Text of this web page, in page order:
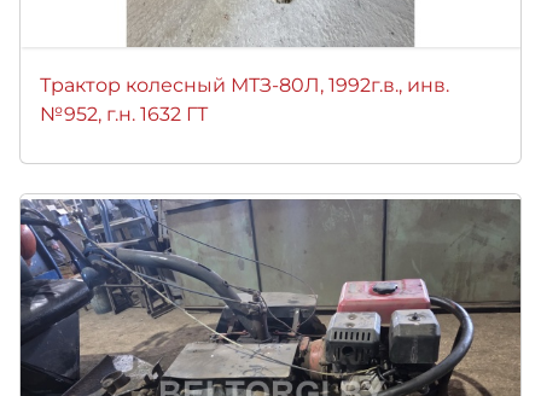
Трактор колесный МТЗ-80Л, 1992г.в., инв.
№952, г.н. 1632 ГТ